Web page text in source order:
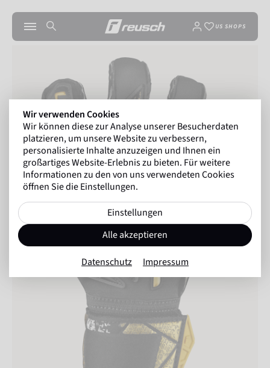
US SHOPS
Wir verwenden Cookies
Wir können diese zur Analyse unserer Besucherdaten
platzieren, um unsere Website zu verbessern,
personalisierte Inhalte anzuzeigen und Ihnen ein
großartiges Website-Erlebnis zu bieten. Für weitere
Informationen zu den von uns verwendeten Cookies
öffnen Sie die Einstellungen.
Einstellungen
Alle akzeptieren
Datenschutz Impressum